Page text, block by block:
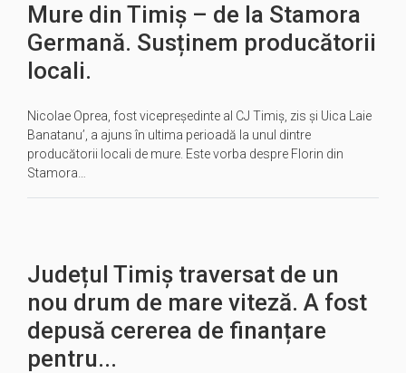
Mure din Timiș – de la Stamora
Germană. Susținem producătorii
locali.
Nicolae Oprea, fost vicepreședinte al CJ Timiș, zis și Uica Laie
Banatanu’, a ajuns în ultima perioadă la unul dintre
producătorii locali de mure. Este vorba despre Florin din
Stamora…
Județul Timiș traversat de un
nou drum de mare viteză. A fost
depusă cererea de finanțare
pentru...